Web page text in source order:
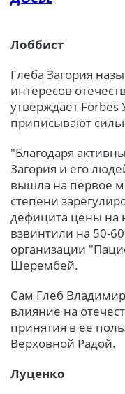
Лоббист
Глеба Загория
интересов
утверждает
приписывают
"Благодаря
Загория и его
вышла на первое
степени
дефицита цены на
взвинтили на 50-
организации
Шерембей.
Сам Глеб
влияние на
принятия в ее
Верховной Радой.
Луценко